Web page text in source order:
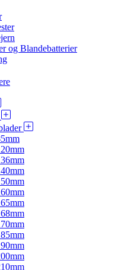
og Blandebatterier